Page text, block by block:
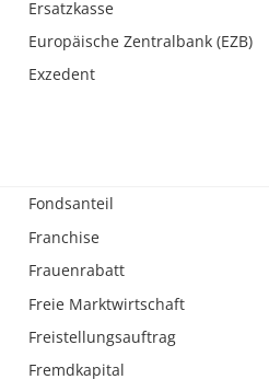
Ersatzkasse
Europäische Zentralbank (EZB)
Exzedent
Fondsanteil
Franchise
Frauenrabatt
Freie Marktwirtschaft
Freistellungsauftrag
Fremdkapital